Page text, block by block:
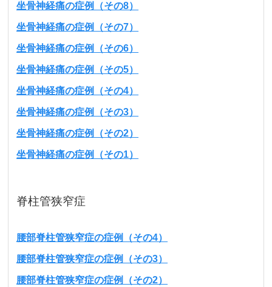
坐骨神経痛の症例（その8）
坐骨神経痛の症例（その7）
坐骨神経痛の症例（その6）
坐骨神経痛の症例（その5）
坐骨神経痛の症例（その4）
坐骨神経痛の症例（その3）
坐骨神経痛の症例（その2）
坐骨神経痛の症例（その1）
脊柱管狭窄症
腰部脊柱管狭窄症の症例（その4）
腰部脊柱管狭窄症の症例（その3）
腰部脊柱管狭窄症の症例（その2）